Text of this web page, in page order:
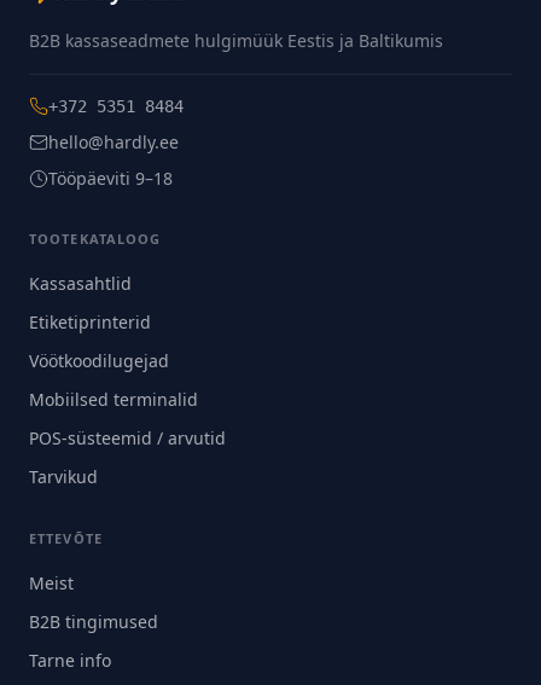
B2B kassaseadmete hulgimüük Eestis ja Baltikumis
+372 5351 8484
hello@hardly.ee
Tööpäeviti 9–18
TOOTEKATALOOG
Kassasahtlid
Etiketiprinterid
Vöötkoodilugejad
Mobiilsed terminalid
POS-süsteemid / arvutid
Tarvikud
ETTEVÕTE
Meist
B2B tingimused
Tarne info